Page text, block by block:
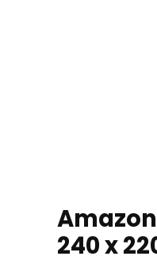
240 x